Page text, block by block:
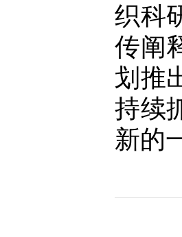
织科
传阐
划推
持续
新的